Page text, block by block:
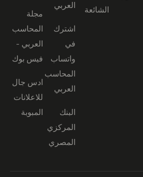
الشائعة
العربي
اشترك
في
واتساب
المحاسب
العربي
البنك
المركزي
المصري
مجلة
المحاسب
العربي -
فيس بوك
ادس جال
للاعلانات
المبوبة